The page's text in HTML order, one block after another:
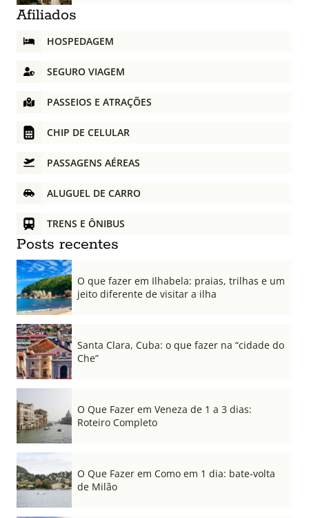
Afiliados
HOSPEDAGEM
SEGURO VIAGEM
PASSEIOS E ATRAÇÕES
CHIP DE CELULAR
PASSAGENS AÉREAS
ALUGUEL DE CARRO
TRENS E ÔNIBUS
Posts recentes
O que fazer em Ilhabela: praias, trilhas e um
jeito diferente de visitar a ilha
Santa Clara, Cuba: o que fazer na “cidade do
Che”
O Que Fazer em Veneza de 1 a 3 dias:
Roteiro Completo
O Que Fazer em Como em 1 dia: bate-volta
de Milão